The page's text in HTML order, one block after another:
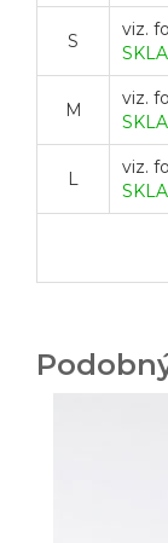
S
viz.
M
viz.
L
viz.